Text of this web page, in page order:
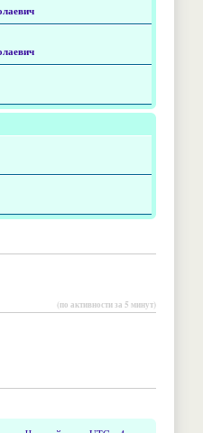
(по активности за 5 минут)